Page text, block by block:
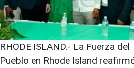
RHODE ISLAND.- La Fuerza del
Pueblo en Rhode Island